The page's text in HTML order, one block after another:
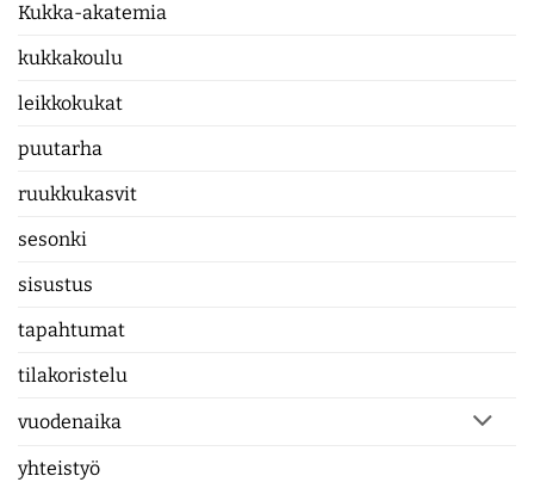
Kukka-akatemia
kukkakoulu
leikkokukat
puutarha
ruukkukasvit
sesonki
sisustus
tapahtumat
tilakoristelu
vuodenaika
yhteistyö